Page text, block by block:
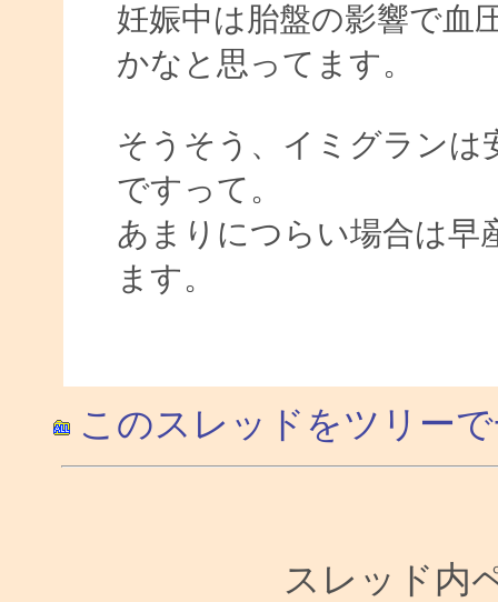
妊娠中は胎盤の影響で血
かなと思ってます。
そうそう、イミグランは
ですって。
あまりにつらい場合は早
ます。
このスレッドをツリー
スレッド内